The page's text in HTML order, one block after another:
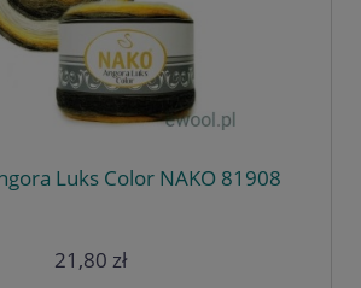
Luks Color NAKO 81908
21,80 zł